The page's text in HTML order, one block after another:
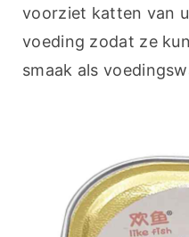
voorziet katten van
voeding zodat ze
smaak als